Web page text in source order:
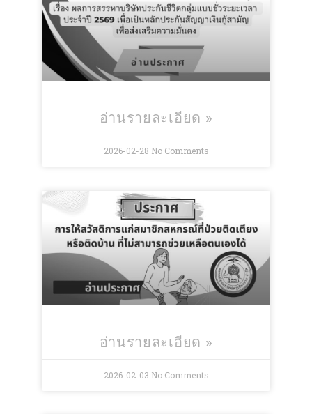
อ่านรายละเอียด »
2026-02-28 No Comments
อ่านรายละเอียด »
2026-02-03 No Comments